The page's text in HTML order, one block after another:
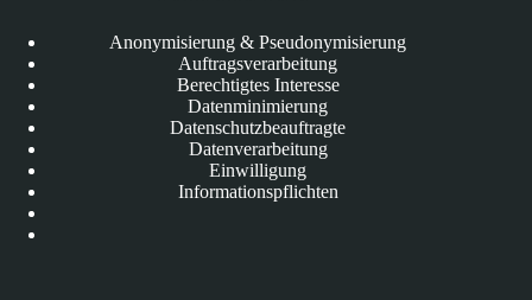
Anonymisierung & Pseudonymisierung
Auftragsverarbeitung
Berechtigtes Interesse
Datenminimierung
Datenschutzbeauftragte
Datenverarbeitung
Einwilligung
Informationspflichten